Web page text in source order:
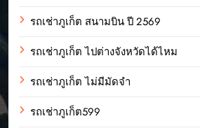
รถเช่าภูเก็ต สนามบิน ปี 2569
รถเช่าภูเก็ต ไปต่างจังหวัดได้ไหม
รถเช่าภูเก็ต ไม่มีมัดจำ
รถเช่าภูเก็ต599